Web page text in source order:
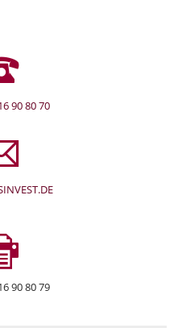
90 80 70
90 80 79